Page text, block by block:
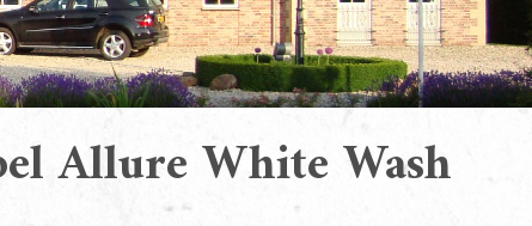
Allure White Wash